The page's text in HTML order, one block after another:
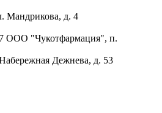
Мандрикова, д. 4
ООО "Чукотфармация", п.
Дежнева, д. 53